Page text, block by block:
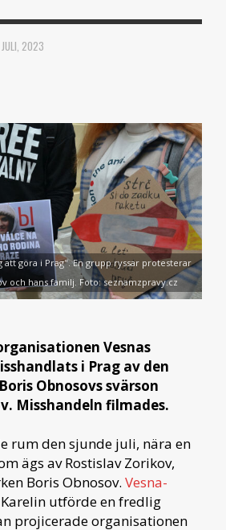
2023
att göra i Prag". En grupp ryssar protesterar
och hans familj. Foto: seznamzpravy.cz
Vesnas
i Prag av den
Obnosovs svärson
Misshandeln filmades.
rum den sjunde juli, nära en
ägs av Rostislav Zorikov,
Boris Obnosov. Vesna-
utförde en fredlig
projicerade organisationen